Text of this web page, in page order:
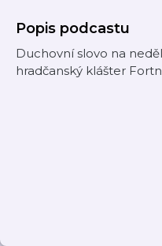
Popis podcastu
Duchovní slovo na
hradčanský klášter